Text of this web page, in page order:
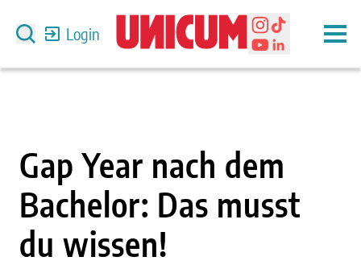
Login
Gap Year nach dem
Bachelor: Das musst
du wissen!